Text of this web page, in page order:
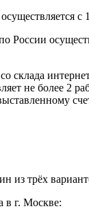
с
России
со склада
не более 2
из трёх
в г. Москве: